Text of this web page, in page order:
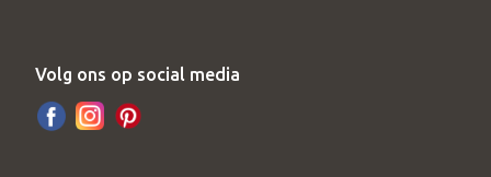
Volg ons op social media